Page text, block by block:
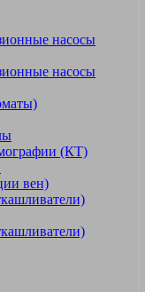
насосы
насосы
(КТ)
вен)